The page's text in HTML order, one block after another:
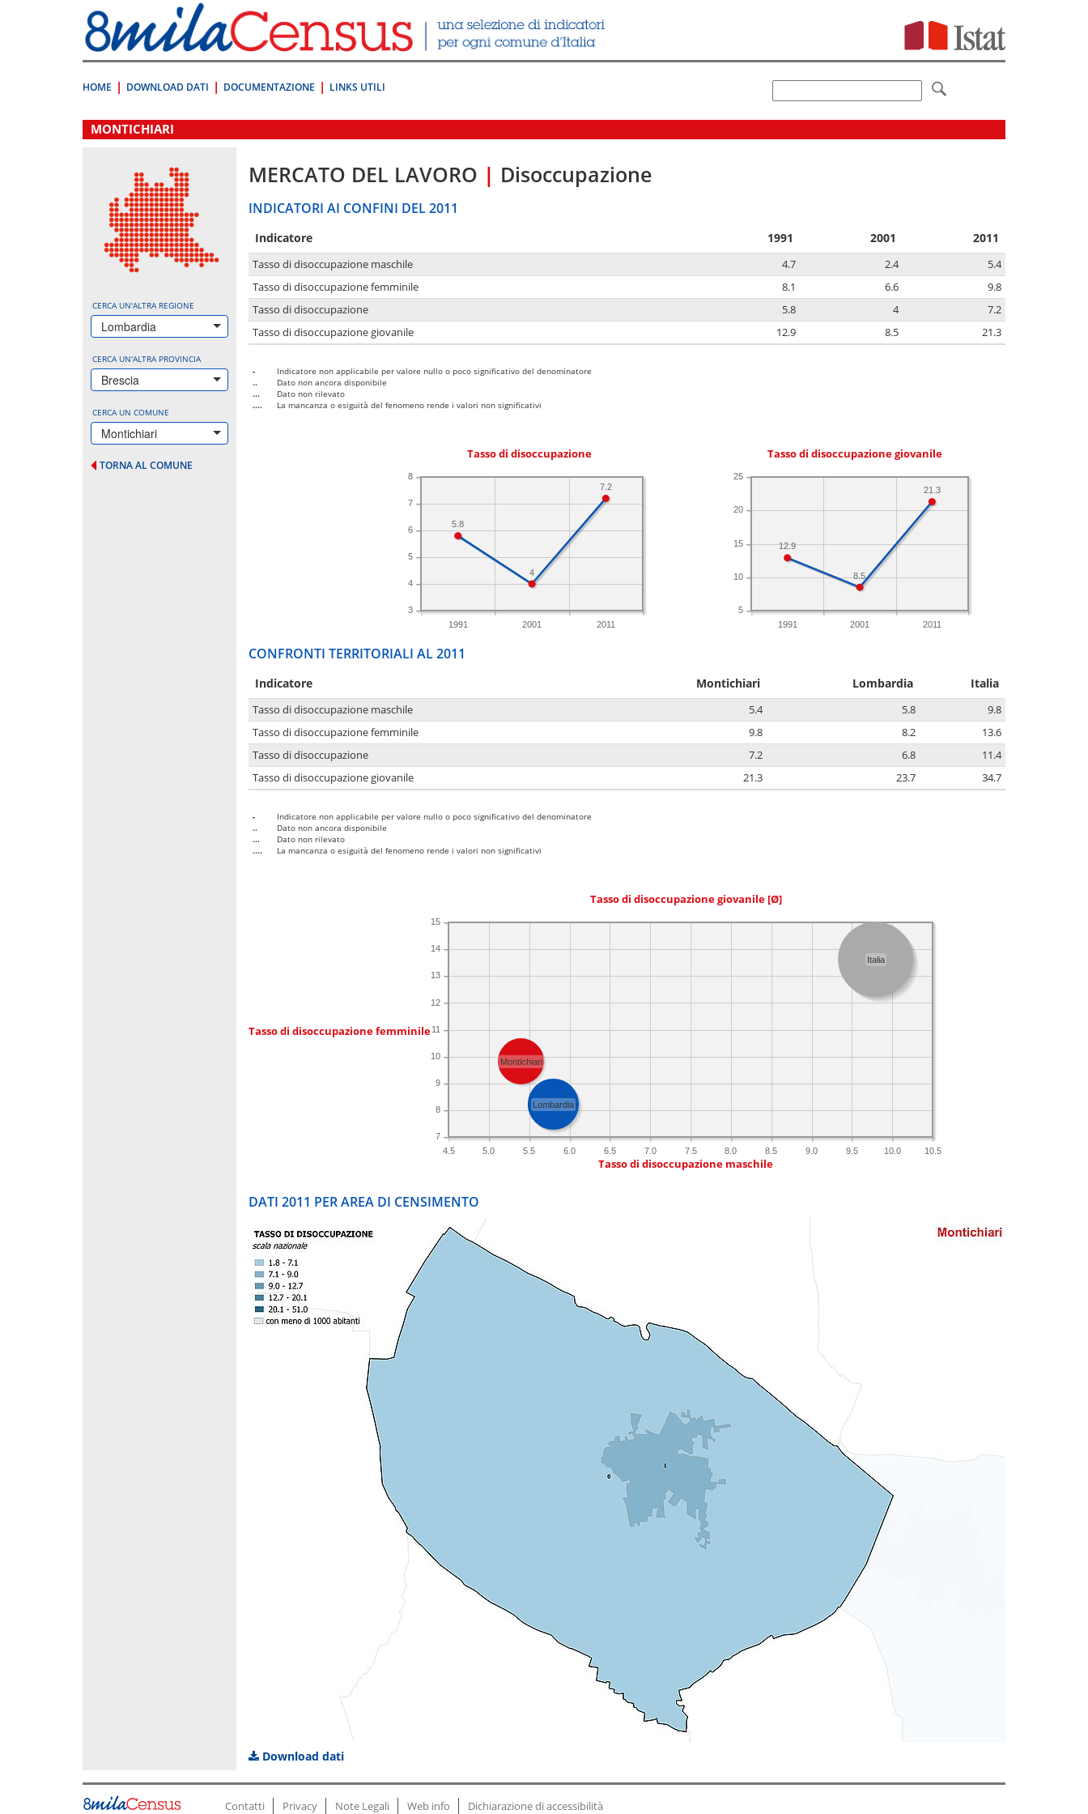
direttamente
a:
Contenuto
HOME DOWNLOAD DATI DOCUMENTAZIONE LINKS UTILI
.
MONTICHIARI
CERCA UN'ALTRA REGIONE
Lombardia
CERCA UN'ALTRA PROVINCIA
Brescia
CERCA UN COMUNE
Montichiari
TORNA AL COMUNE
MERCATO DEL LAVORO | Disoccupazione
INDICATORI AI CONFINI DEL 2011
Indicatore 1991 2001 2011
Tasso di disoccupazione maschile 4.7 2.4
5.4
Tasso di disoccupazione femminile
8.1 6.6
9.8
Tasso di disoccupazione
5.8 4
7.2
Tasso di disoccupazione giovanile
12.9 8.5 21.3
-
Indicatore non applicabile per valore nullo o poco significativo del denominatore
..
Dato non ancora disponibile
...
Dato non rilevato
....
La mancanza o esiguità del fenomeno rende i valori non significativi
Tasso di disoccupazione
1991 2001 2011
3
4
5
6
7
8
7.2
4
5.8
Tasso di disoccupazione giovanile
1991 2001 2011
5
10
15
20
25
21.3
8.5
12.9
CONFRONTI TERRITORIALI AL 2011
Indicatore Montichiari Lombardia Italia
Tasso di disoccupazione maschile 5.4 5.8
9.8
Tasso di disoccupazione femminile
9.8 8.2
13.6
Tasso di disoccupazione
7.2 6.8
11.4
Tasso di disoccupazione giovanile
21.3 23.7 34.7
-
Indicatore non applicabile per valore nullo o poco significativo del denominatore
..
Dato non ancora disponibile
...
Dato non rilevato
....
La mancanza o esiguità del fenomeno rende i valori non significativi
Tasso di disoccupazione giovanile [Ø]
Tasso di disoccupazione femminile
4.5 5.0 5.5 6.0 6.5 7.0 7.5 8.0 8.5 9.0 9.5 10.0 10.5
7
8
9
10
11
12
13
14
15
Italia
Lombardia
Montichiari
Tasso di disoccupazione maschile
DATI 2011 PER AREA DI CENSIMENTO
Download dati
Contatti Privacy Note Legali Web info Dichiarazione di accessibilità